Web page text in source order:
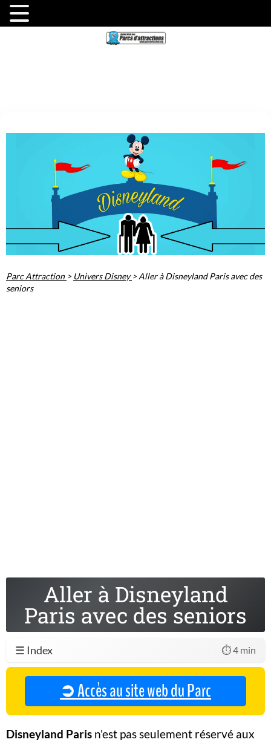
Parc Attraction > Univers Disney >Aller à Disneyland Paris avec des
seniors
Aller à Disneyland
Paris avec des seniors
☰ Index ⏱️ 4 min
➲ Accès au site web du Parc
Disneyland Paris n'est pas seulement réservé aux